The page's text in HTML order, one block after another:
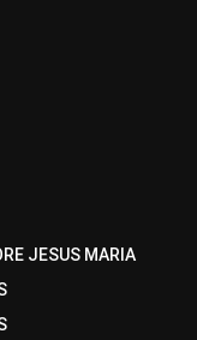
JESUS MARIA